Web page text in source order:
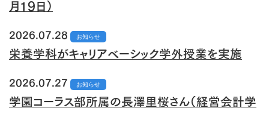
月１９日）
2026.07.28 お知らせ
栄養学科がキャリアベーシック学外授業を実施
2026.07.27 お知らせ
学園コーラス部所属の長澤里桜さん（経営会計学